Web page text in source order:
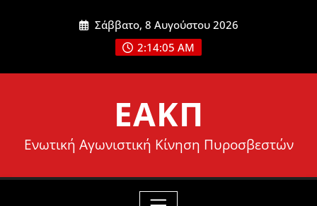
Σάββατο, 8 Αυγούστου 2026
2:14:07 AM
ΕΑΚΠ
Ενωτική Αγωνιστική Κίνηση Πυροσβεστών